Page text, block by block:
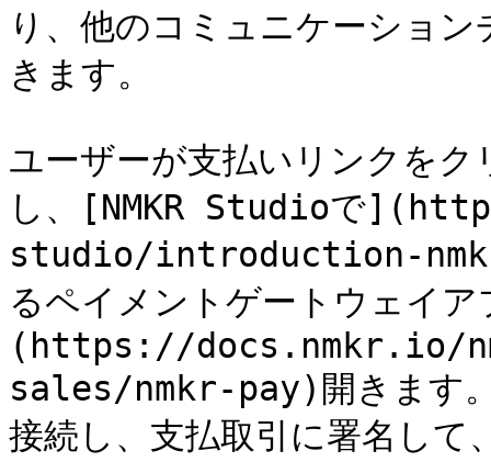
り、他のコミュニケーショ
きます。
ユーザーが支払いリンクをク
し、[NMKR Studioで
studio/introduction-
るペイメントゲートウェイ
(https://docs.nmkr.io/
sales/nmkr-pay)開きます。
接続し、支払取引に署名して